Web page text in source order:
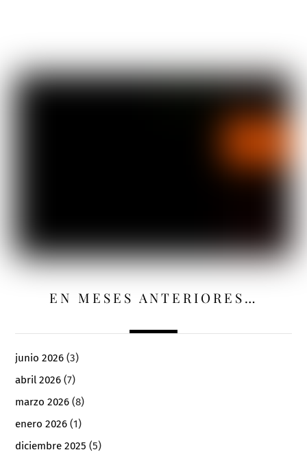
EN MESES ANTERIORES…
junio 2026 (3)
abril 2026 (7)
marzo 2026 (8)
enero 2026 (1)
diciembre 2025 (5)